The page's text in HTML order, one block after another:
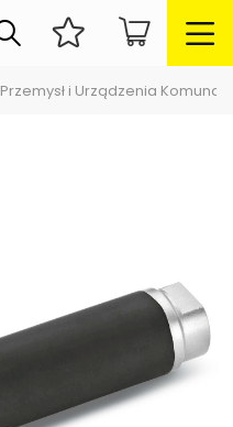
Przemysł i Urządzenia